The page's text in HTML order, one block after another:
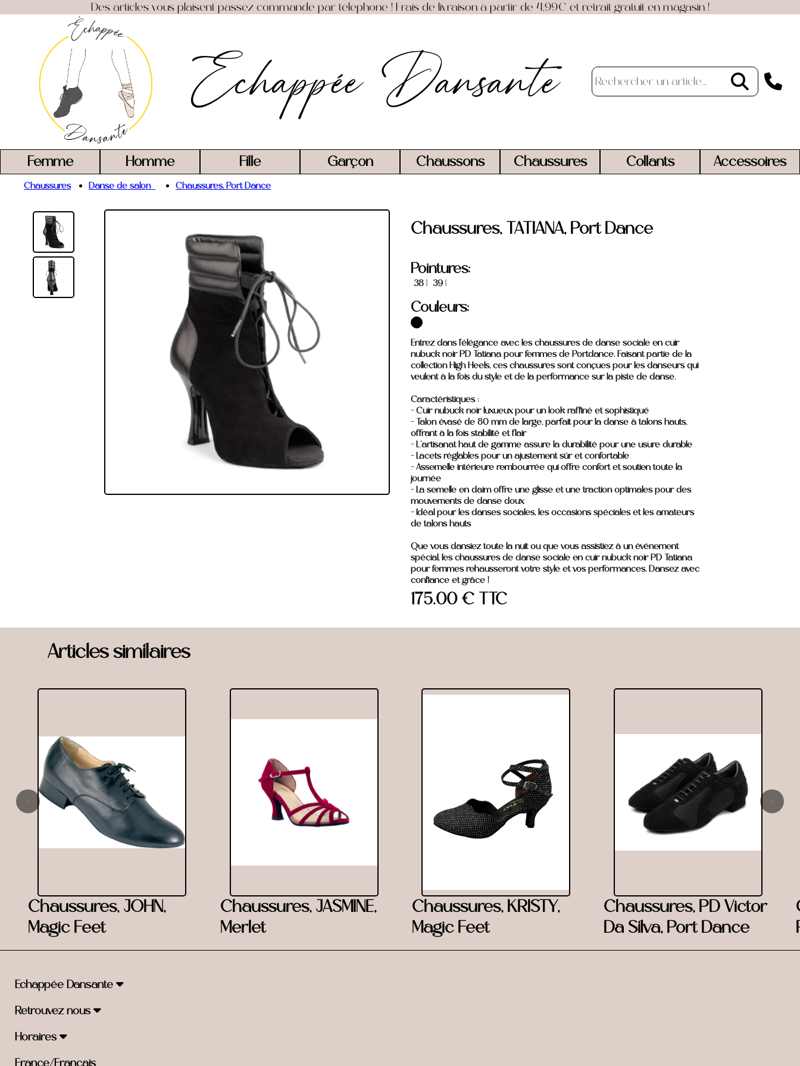
Des articles vous plaisent passez commande par téléphone ! Frais de livraison à partir de 4,99€ et retrait gratuit en magasin !
Echappée Dansante
Femme Homme Fille Garçon Chaussons Chaussures Collants Accessoires
Chaussures Danse de salon Chaussures, Port Dance
Chaussures, TATIANA, Port Dance
Pointures:
38 | 39 |
Couleurs:
Entrez dans l'élégance avec les chaussures de danse sociale en cuir
nubuck noir PD Tatiana pour femmes de Portdance. Faisant partie de la
collection High Heels, ces chaussures sont conçues pour les danseurs qui
veulent à la fois du style et de la performance sur la piste de danse.
Caractéristiques :
- Cuir nubuck noir luxueux pour un look raffiné et sophistiqué
- Talon évasé de 80 mm de large, parfait pour la danse à talons hauts,
offrant à la fois stabilité et flair
- L'artisanat haut de gamme assure la durabilité pour une usure durable
- Lacets réglables pour un ajustement sûr et confortable
- Assemelle intérieure rembourrée qui offre confort et soutien toute la
journée
- La semelle en daim offre une glisse et une traction optimales pour des
mouvements de danse doux
- Idéal pour les danses sociales, les occasions spéciales et les amateurs
de talons hauts
Que vous dansiez toute la nuit ou que vous assistiez à un événement
spécial, les chaussures de danse sociale en cuir nubuck noir PD Tatiana
pour femmes rehausseront votre style et vos performances. Dansez avec
confiance et grâce !
175.00 € TTC
Articles similaires
Chaussures, JOHN,
Magic Feet
Chaussures, JASMINE,
Merlet
Chaussures, KRISTY,
Magic Feet
Chaussures, PD Victor
Da Silva, Port Dance
Echappée Dansante
Retrouvez nous
Horaires
France/Français